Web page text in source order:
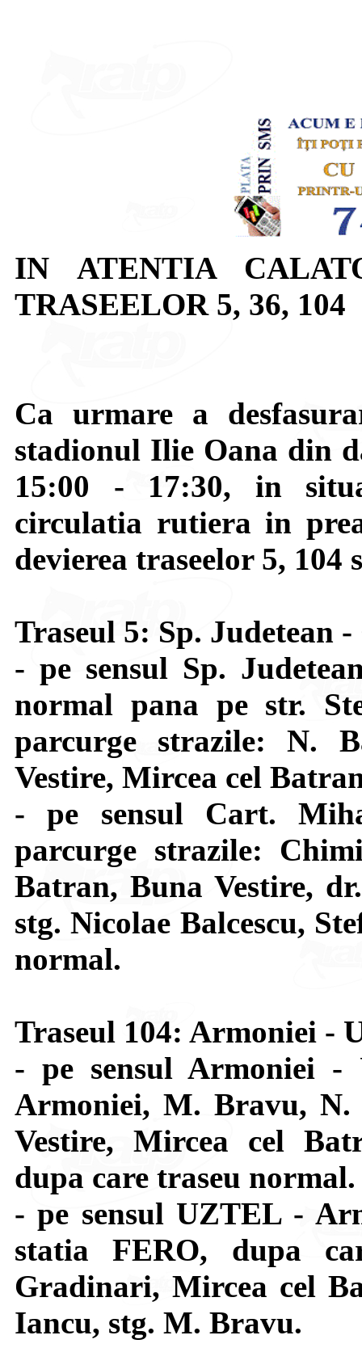
IN ATENTIA
TRASEELOR 5, 36, 104
Ca urmare a
stadionul Ilie Oana din
15:00 - 17:30, in
circulatia rutiera in
devierea traseelor 5, 104
Traseul 5: Sp. Judetean
- pe sensul Sp.
normal pana pe str.
parcurge strazile: N.
Vestire, Mircea cel
- pe sensul Cart.
parcurge strazile:
Batran, Buna Vestire,
stg. Nicolae Balcescu,
normal.
Traseul 104: Armoniei -
- pe sensul Armoniei -
Armoniei, M. Bravu, N.
Vestire, Mircea cel
dupa care traseu normal.
- pe sensul UZTEL -
statia FERO, dupa
Gradinari, Mircea cel
Iancu, stg. M. Bravu.